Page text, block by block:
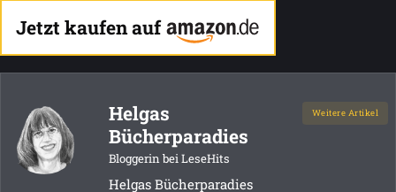
Jetzt kaufen auf
Helgas
Bücherparadies
Bloggerin bei LeseHits
Weitere Artikel
Helgas Bücherparadies